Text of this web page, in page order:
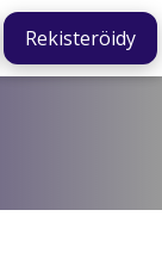
Rekisteröidy